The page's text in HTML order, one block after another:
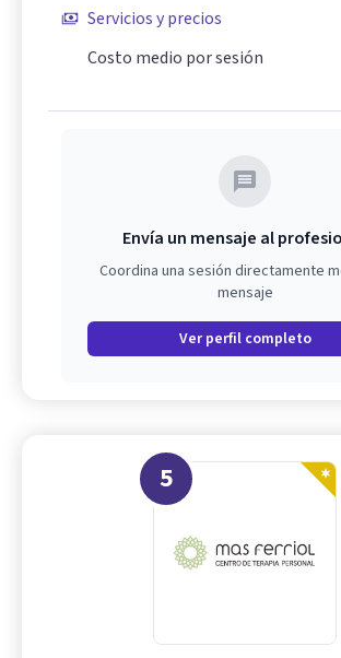
Servicios y precios
Costo medio por sesión
Envía un mensaje al
Coordina una sesión directamente
mensaje
Ver perfil completo
5